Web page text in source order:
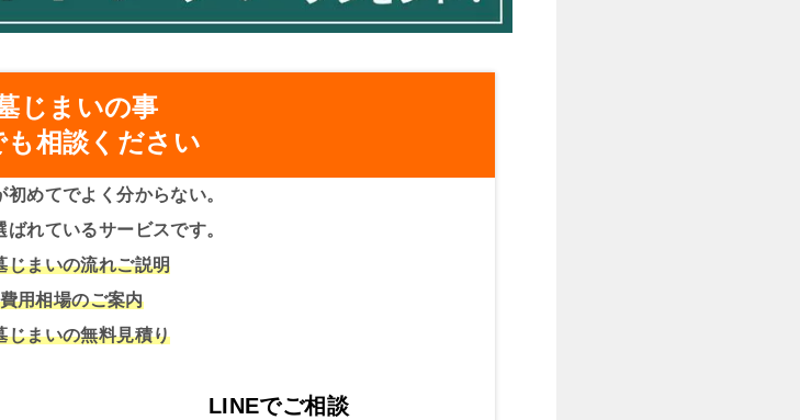
じまいの事
も相談ください
初めてでよく分からない。
ばれているサービスです。
じまいの流れご説明
用相場のご案内
じまいの無料見積り
LINEでご相談